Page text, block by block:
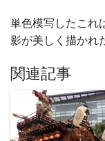
単色模写したこれ
影が美しく描かれ
関連記事